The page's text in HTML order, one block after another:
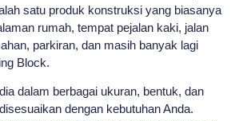
satu produk konstruksi yang biasanya
rumah, tempat pejalan kaki, jalan
parkiran, dan masih banyak lagi
Block.
dalam berbagai ukuran, bentuk, dan
dengan kebutuhan Anda.